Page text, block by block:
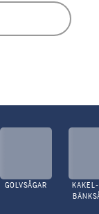
GOLVSÅGAR